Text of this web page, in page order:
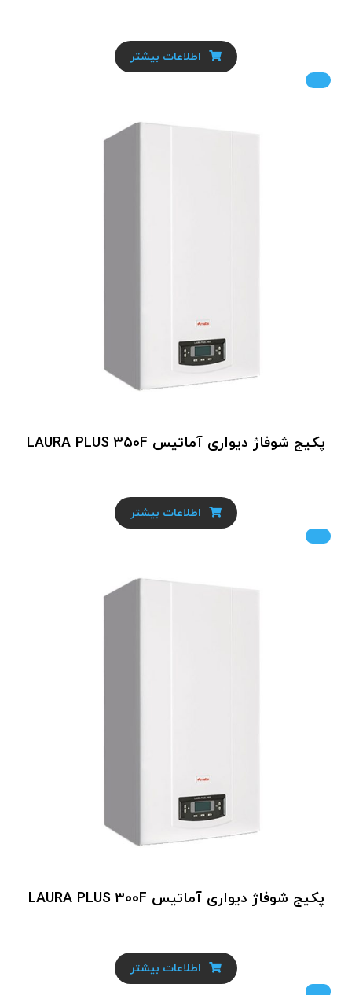
اطلاعات بیشتر
پکیج شوفاژ دیواری آماتیس LAURA PLUS 350F
اطلاعات بیشتر
پکیج شوفاژ دیواری آماتیس LAURA PLUS 300F
اطلاعات بیشتر